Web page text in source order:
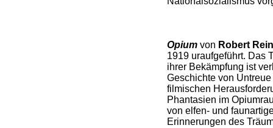
Opiumvon Robert
1919 uraufgeführt. Das
ihrer Bekämpfung ist
Geschichte von
filmischen
Phantasien im
von elfen- und
Erinnerungen des